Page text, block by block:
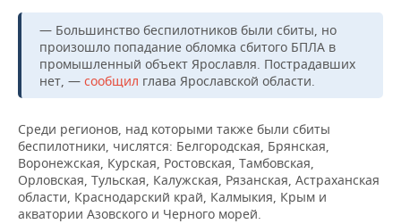
КИБЕРСПОРТ
ФИГУРНОЕ КАТАНИЕ
ХОККЕЙ С МЯЧОМ
КУЛЬТУРА
МЕДИЦИНА
ПРОИСШЕСТВИЯ
СПИСОК КОМПАНИЙ
— Большинство беспилотников были сбиты, но
произошло попадание обломка сбитого БПЛА в
промышленный объект Ярославля. Пострадавших
нет, — сообщил глава Ярославской области.
Среди регионов, над которыми также были сбиты
беспилотники, числятся: Белгородская, Брянская,
Воронежская, Курская, Ростовская, Тамбовская,
Орловская, Тульская, Калужская, Рязанская, Астраханская
области, Краснодарский край, Калмыкия, Крым и
акватории Азовского и Черного морей.